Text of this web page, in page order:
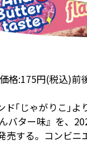
格:175円(税込)前
ド｢じゃがりこ｣
バター味』を、
する。コンビ